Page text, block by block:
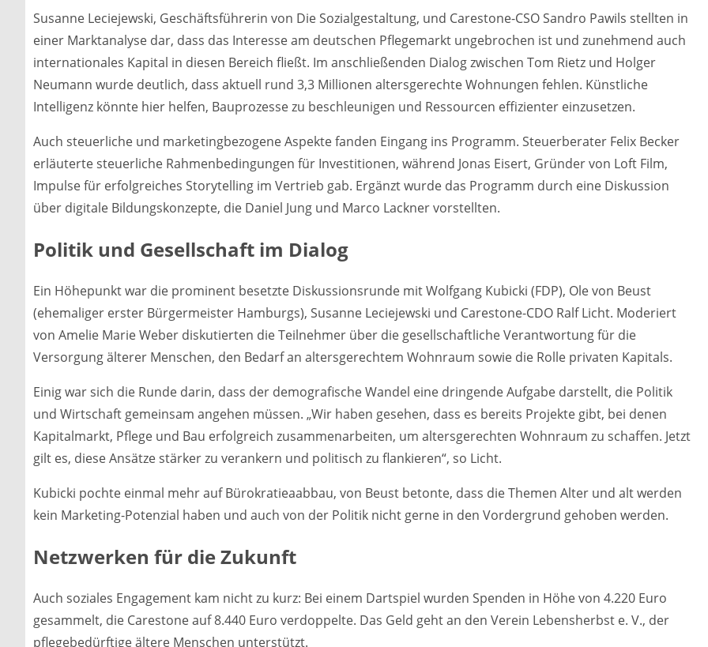
Susanne Leciejewski, Geschäftsführerin von Die Sozialgestaltung, und Carestone-CSO Sandro Pawils stellten in
einer Marktanalyse dar, dass das Interesse am deutschen Pflegemarkt ungebrochen ist und zunehmend auch
internationales Kapital in diesen Bereich fließt. Im anschließenden Dialog zwischen Tom Rietz und Holger
Neumann wurde deutlich, dass aktuell rund 3,3 Millionen altersgerechte Wohnungen fehlen. Künstliche
Intelligenz könnte hier helfen, Bauprozesse zu beschleunigen und Ressourcen effizienter einzusetzen.
Auch steuerliche und marketingbezogene Aspekte fanden Eingang ins Programm. Steuerberater Felix Becker
erläuterte steuerliche Rahmenbedingungen für Investitionen, während Jonas Eisert, Gründer von Loft Film,
Impulse für erfolgreiches Storytelling im Vertrieb gab. Ergänzt wurde das Programm durch eine Diskussion
über digitale Bildungskonzepte, die Daniel Jung und Marco Lackner vorstellten.
Politik und Gesellschaft im Dialog
Ein Höhepunkt war die prominent besetzte Diskussionsrunde mit Wolfgang Kubicki (FDP), Ole von Beust
(ehemaliger erster Bürgermeister Hamburgs), Susanne Leciejewski und Carestone-CDO Ralf Licht. Moderiert
von Amelie Marie Weber diskutierten die Teilnehmer über die gesellschaftliche Verantwortung für die
Versorgung älterer Menschen, den Bedarf an altersgerechtem Wohnraum sowie die Rolle privaten Kapitals.
Einig war sich die Runde darin, dass der demografische Wandel eine dringende Aufgabe darstellt, die Politik
und Wirtschaft gemeinsam angehen müssen. „Wir haben gesehen, dass es bereits Projekte gibt, bei denen
Kapitalmarkt, Pflege und Bau erfolgreich zusammenarbeiten, um altersgerechten Wohnraum zu schaffen. Jetzt
gilt es, diese Ansätze stärker zu verankern und politisch zu flankieren“, so Licht.
Kubicki pochte einmal mehr auf Bürokratieaabbau, von Beust betonte, dass die Themen Alter und alt werden
kein Marketing-Potenzial haben und auch von der Politik nicht gerne in den Vordergrund gehoben werden.
Netzwerken für die Zukunft
Auch soziales Engagement kam nicht zu kurz: Bei einem Dartspiel wurden Spenden in Höhe von 4.220 Euro
gesammelt, die Carestone auf 8.440 Euro verdoppelte. Das Geld geht an den Verein Lebensherbst e. V., der
pflegebedürftige ältere Menschen unterstützt.